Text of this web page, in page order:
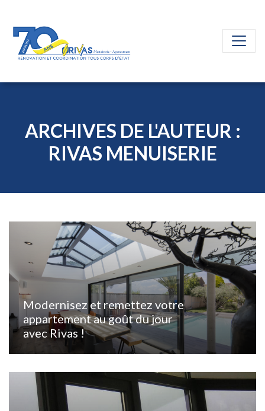
ARCHIVES DE L'AUTEUR :
RIVAS MENUISERIE
Modernisez et remettez votre
appartement au goût du jour
avec Rivas !